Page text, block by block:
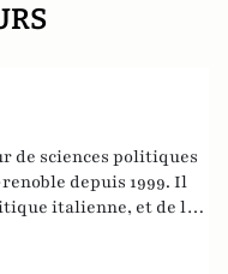
de sciences politiques
depuis 1999. Il
italienne, et de la
sous l’angle des